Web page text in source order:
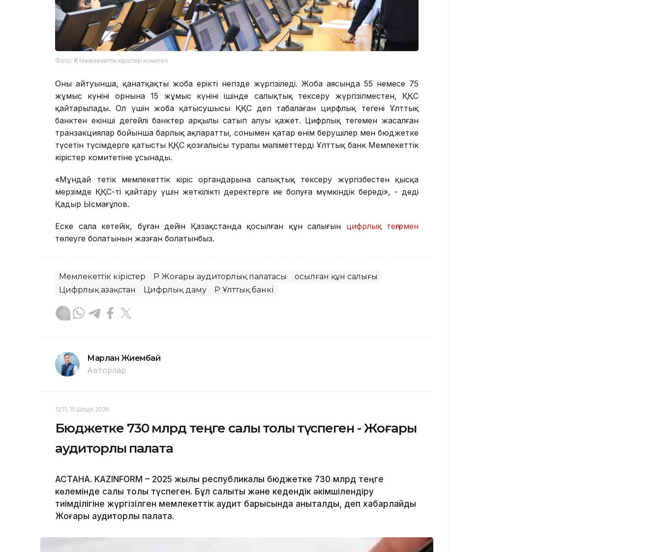
Фото: ҚР Мемлекеттік кірістер комитеті
Оның айтуынша, қанатқақты жоба ерікті негізде жүргізіледі. Жоба аясында 55 немесе 75
жұмыс күнінің орнына 15 жұмыс күнінің ішінде салықтық тексеру жүргізілместен, ҚҚС
қайтарылады. Ол үшін жоба қатысушысы ҚҚС деп таңбалаған цирфлық теңгені Ұлттық
банктен екінші деңгейлі банктер арқылы сатып алуы қажет. Цифрлық теңгемен жасалған
транзакциялар бойынша барлық ақпаратты, сонымен қатар өнім берушілер мен бюджетке
түсетін түсімдерге қатысты ҚҚС қозғалысы туралы мәліметтерді Ұлттық банк Мемлекеттік
кірістер комитетіне ұсынады.
«Мұндай тетік мемлекеттік кіріс органдарына салықтық тексеру жүргізбестен қысқа
мерзімде ҚҚС-ті қайтару үшін жеткілікті деректерге ие болуға мүмкіндік береді», - деді
Қадыр Ысмағұлов.
Еске сала кетейік, бұған дейін Қазақстанда қосылған құн салығын цифрлық теңгемен
төлеуге болатынын жазған болатынбыз.
Мемлекеттік кірістер ҚР Жоғары аудиторлық палатасы
Қосылған құн салығы
Цифрлық Қазақстан
Цифрлық даму ҚР Ұлттық банкі
Марлан Жиембай
Авторлар
12:11, 15 Шілде 2026
Бюджетке 730 млрд теңге салық толық түспеген - Жоғары
аудиторлық палата
АСТАНА. KAZINFORM – 2025 жылы республикалық бюджетке 730 млрд теңге
көлемінде салық толық түспеген. Бұл салықтық және кедендік әкімшілендіру
тиімділігіне жүргізілген мемлекеттік аудит барысында анықталды, деп хабарлайды
Жоғары аудиторлық палата.